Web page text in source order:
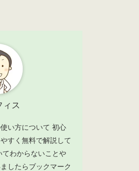
ィス
い方について 初心
すく無料で解説して
てわからないことや
したらブックマーク